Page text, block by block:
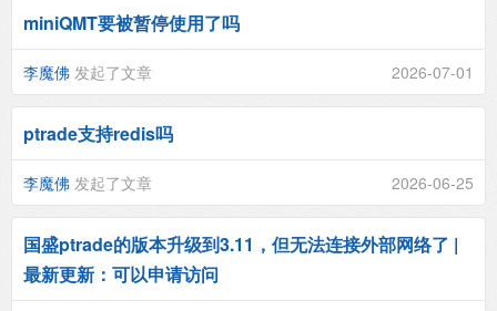
miniQMT要被暂停使用了吗
李魔佛 发起了文章 2026-07-01
ptrade支持redis吗
李魔佛 发起了文章 2026-06-25
国盛ptrade的版本升级到3.11，但无法连接外部网络了 |
最新更新：可以申请访问